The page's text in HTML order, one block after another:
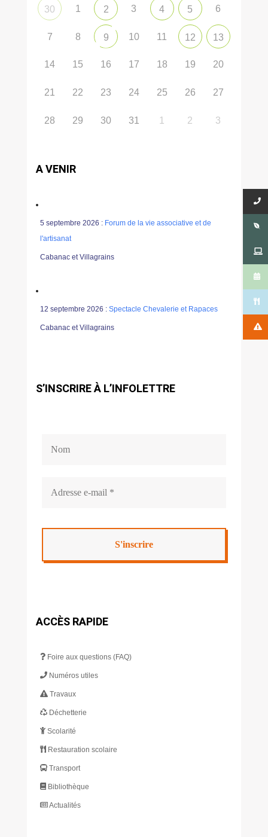
30 1 2 3 4 5 6
7 8 9 10 11 12 13
14 15 16 17 18 19 20
21 22 23 24 25 26 27
28 29 30 31 1 2 3
A VENIR
5 septembre 2026 : Forum de la vie associative et de
l'artisanat
Cabanac et Villagrains
12 septembre 2026 : Spectacle Chevalerie et Rapaces
Cabanac et Villagrains
S’INSCRIRE À L’INFOLETTRE
ACCÈS RAPIDE
Foire aux questions (FAQ)
Numéros utiles
Travaux
Déchetterie
Scolarité
Restauration scolaire
Transport
Bibliothèque
Actualités